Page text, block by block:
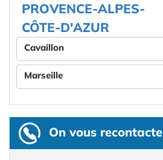
PROVENCE-ALPES-
CÔTE-D'AZUR
Cavaillon
Marseille
On vous recontacte